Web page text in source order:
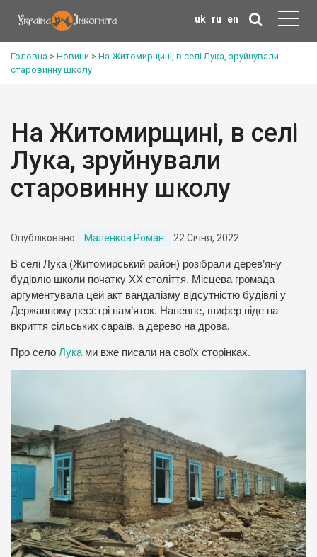
uk ru en
Головна > Новини > На Житомирщині, в селі Лука, зруйнували
старовинну школу
На Житомирщині, в селі
Лука, зруйнували
старовинну школу
Опубліковано Маленков Роман 22 Січня, 2022
В селі Лука (Житомирський район) розібрали дерев’яну
будівлю школи початку ХХ століття. Місцева громада
аргументувала цей акт вандалізму відсутністю будівлі у
Державному реєстрі пам’яток. Напевне, шифер піде на
вкриття сільських сараїв, а дерево на дрова.
Про село Лука ми вже писали на своїх сторінках.